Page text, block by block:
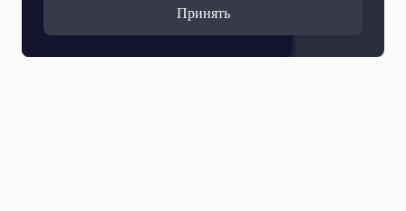
Принять